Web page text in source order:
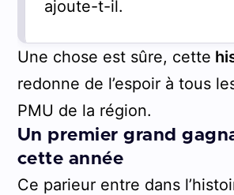
ajoute-t-il.
Une chose est sûre, cette
redonne de l’espoir à tous
PMU de la région.
Un premier grand
cette année
Ce parieur entre dans